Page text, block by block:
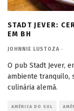
STADT JEVER:
EM BH
JOHNNIE LUSTOZA ·
O pub Stadt Jever,
ambiente tranquilo,
culinária alemã.
AMÉRICA DO SUL